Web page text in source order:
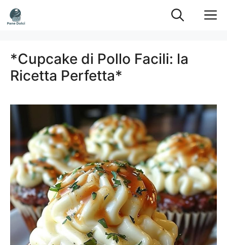
Vai
al
*Cupcake di Pollo Facili: la
Ricetta Perfetta*